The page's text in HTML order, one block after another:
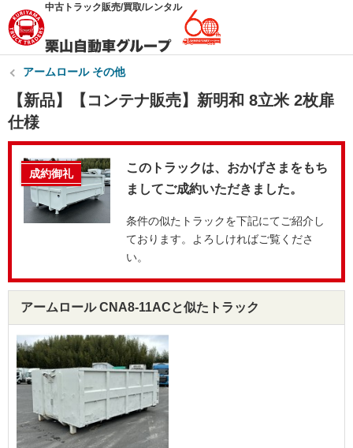
中古トラック販売/買取/レンタル
アームロール その他
【新品】【コンテナ販売】新明和 8立米 2枚扉
仕様
成約御礼
このトラックは、おかげさまをもち
ましてご成約いただきました。
条件の似たトラックを下記にてご紹介し
ております。よろしければご覧くださ
い。
アームロール CNA8-11ACと似たトラック